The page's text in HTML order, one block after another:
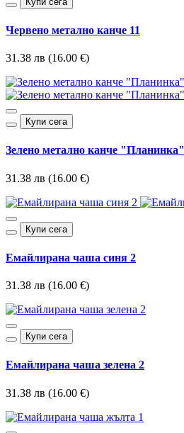
Червено метално канче 11
31.38 лв (16.00 €)
Купи сега
Зелено метално канче "Планинка"
31.38 лв (16.00 €)
Купи сега
Емайлирана чаша синя 2
31.38 лв (16.00 €)
Купи сега
Емайлирана чаша зелена 2
31.38 лв (16.00 €)